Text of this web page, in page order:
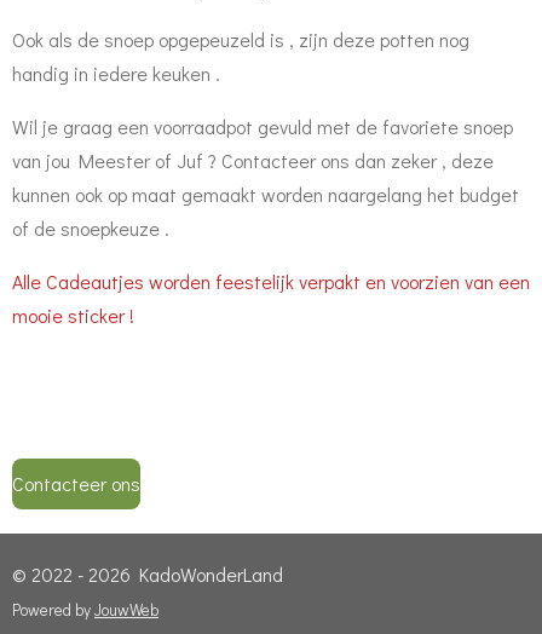
Ook als de snoep opgepeuzeld is , zijn deze potten nog
handig in iedere keuken .
Wil je graag een voorraadpot gevuld met de favoriete snoep
van jou Meester of Juf ? Contacteer ons dan zeker , deze
kunnen ook op maat gemaakt worden naargelang het budget
of de snoepkeuze .
Alle Cadeautjes worden feestelijk verpakt en voorzien van een
mooie sticker !
Contacteer ons
© 2022 - 2026 KadoWonderLand
Powered byJouwWeb